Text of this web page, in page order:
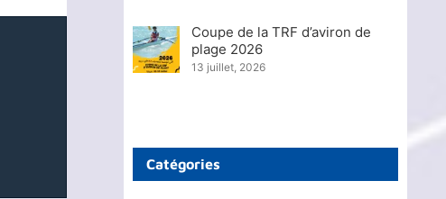
Coupe de la TRF d’aviron de
plage 2026
13 juillet, 2026
Catégories